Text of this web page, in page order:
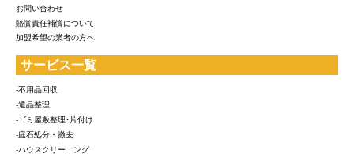
お問い合わせ
賠償責任補償について
加盟希望の業者の方へ
サービス一覧
-不用品回収
-遺品整理
-ゴミ屋敷整理･片付け
-庭石処分・撤去
-ハウスクリーニング